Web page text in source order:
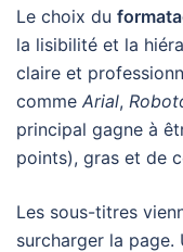
Le choix du
la lisibilité et la
claire et
comme Arial,
principal gagne à
points), gras et de
Les sous-titres
surcharger la page.